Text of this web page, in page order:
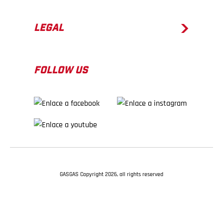
LEGAL
FOLLOW US
GASGAS Copyright 2026, all rights reserved